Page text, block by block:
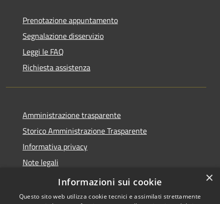
Prenotazione appuntamento
Segnalazione disservizio
Leggi le FAQ
Richiesta assistenza
Amministrazione trasparente
Storico Amministrazione Trasparente
Informativa privacy
Note legali
Dichiarazione di accessibilità
×
Informazioni sui cookie
Questo sito web utilizza cookie tecnici e assimilati strettamente